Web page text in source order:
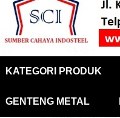
KATEGORI PRODUK
GENTENG METAL